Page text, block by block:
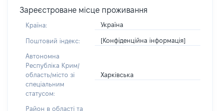
Зареєстроване місце проживання
Країна: Україна
Поштовий індекс: [Конфіденційна інформація]
Автономна
Республіка Крим/
область/місто зі
спеціальним
статусом:
Харківська
Район в області та